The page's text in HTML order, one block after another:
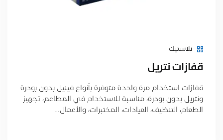
بلاستيك
قفازات نتريل
قفازات استخدام مرة واحدة متوفرة بأنواع فينيل بدون بودرة
ونتريل بدون بودرة، مناسبة للاستخدام في المطاعم، تجهيز
الطعام، التنظيف، العيادات، المختبرات، والأعمال…